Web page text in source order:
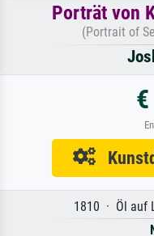
Porträt von
(Portrait of
1810 · Öl auf